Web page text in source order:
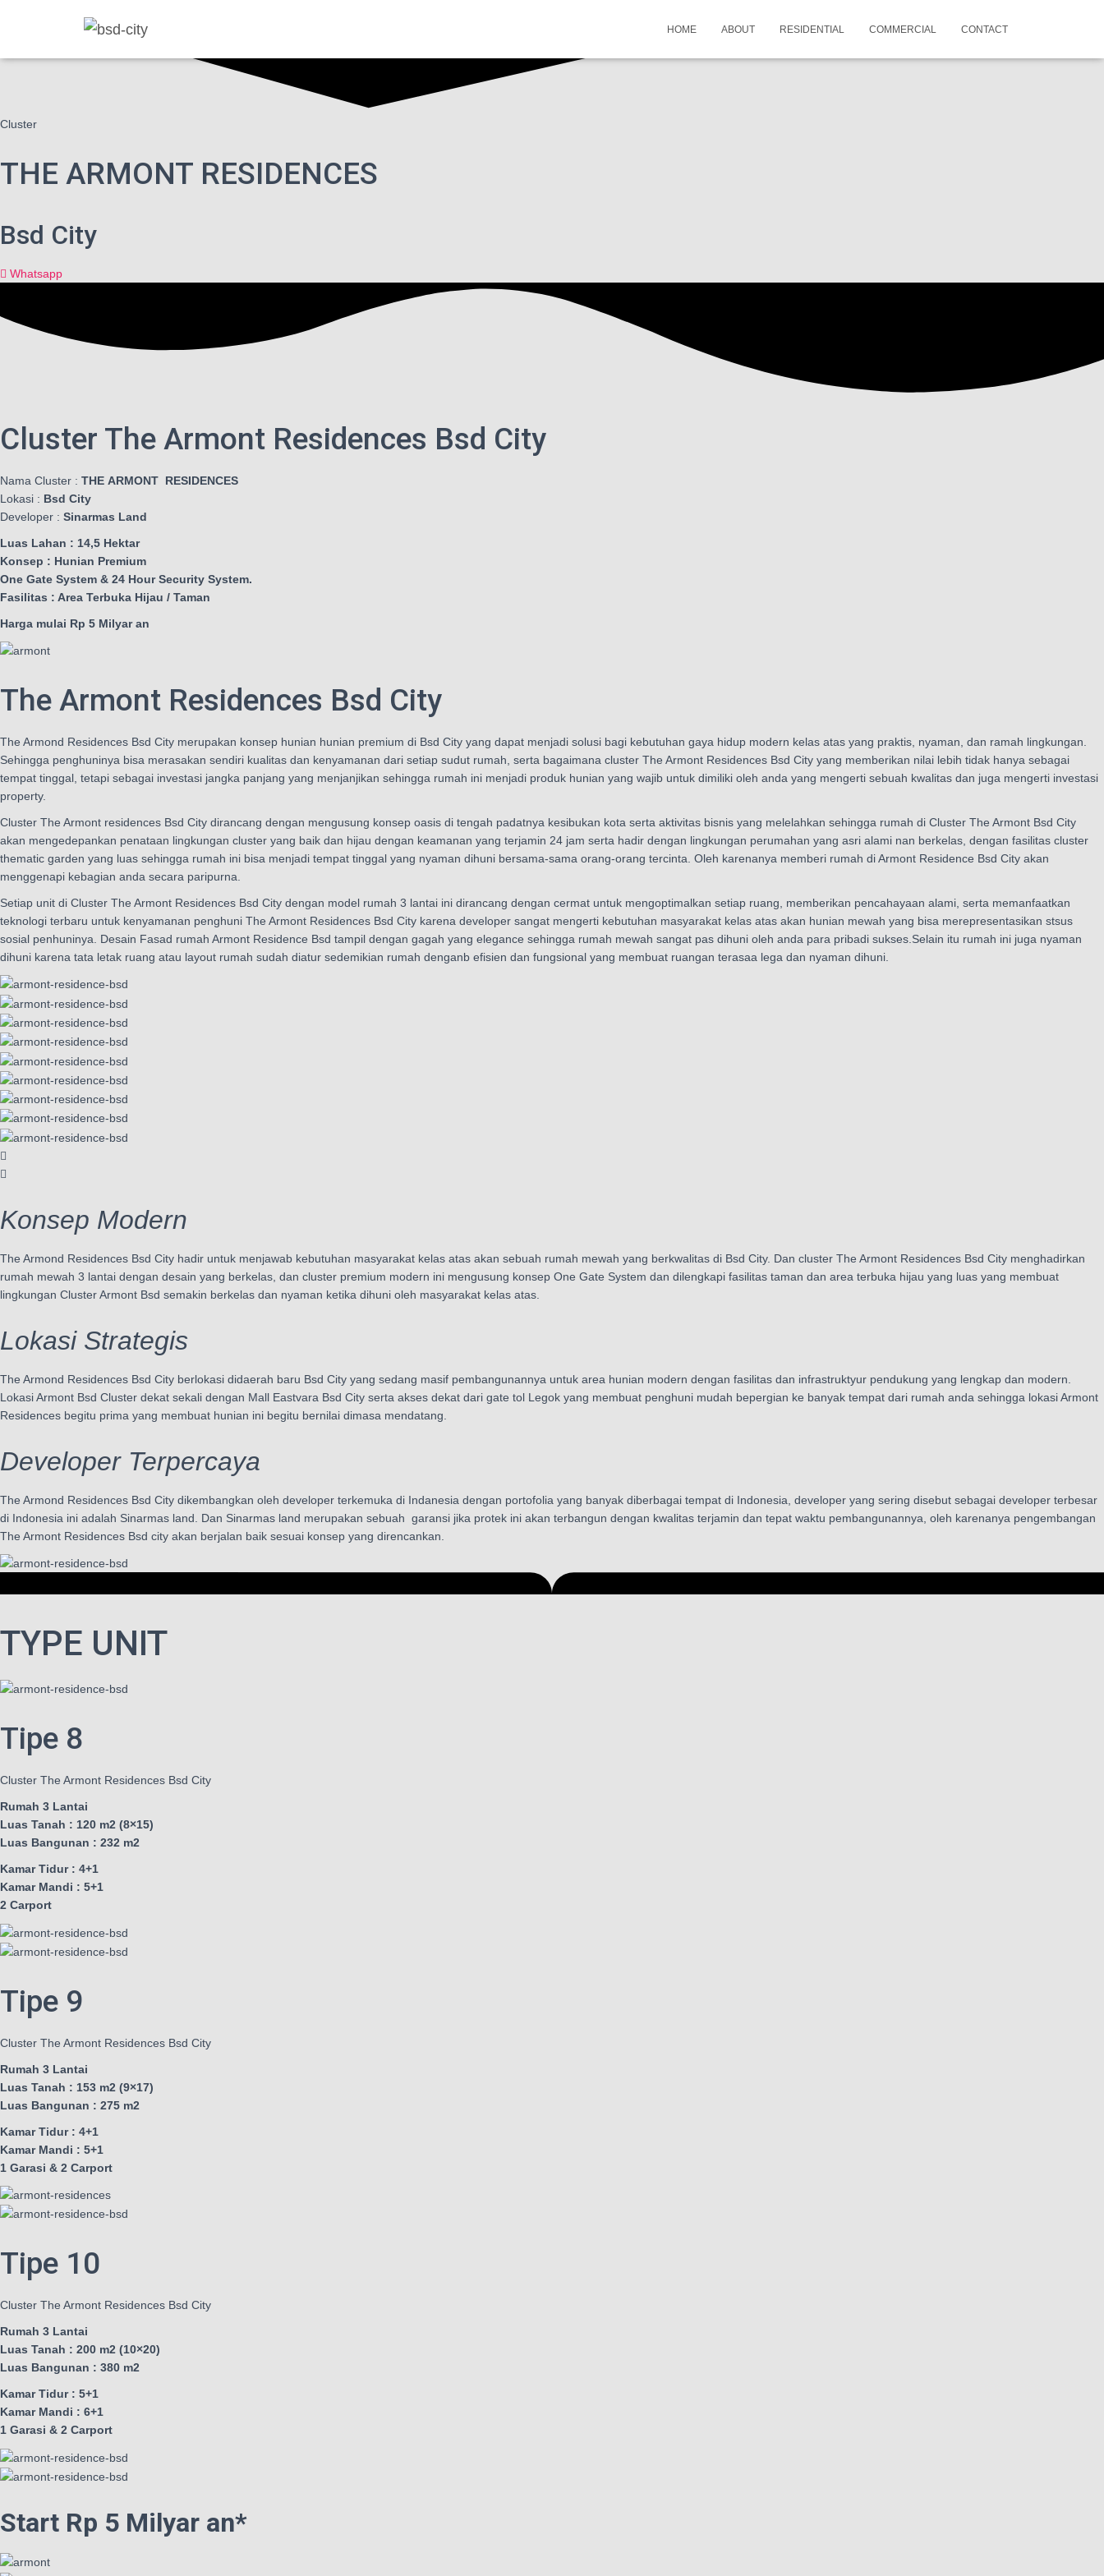
HOME ABOUT RESIDENTIAL COMMERCIAL CONTACT
Cluster
THE ARMONT RESIDENCES
Bsd City
Whatsapp
Cluster The Armont Residences Bsd City
Nama Cluster : THE ARMONT RESIDENCES
Lokasi : Bsd City
Developer : Sinarmas Land
Luas Lahan : 14,5 Hektar
Konsep : Hunian Premium
One Gate System & 24 Hour Security System.
Fasilitas : Area Terbuka Hijau / Taman
Harga mulai Rp 5 Milyar an
The Armont Residences Bsd City
The Armond Residences Bsd City merupakan konsep hunian hunian premium di Bsd City yang dapat menjadi solusi bagi kebutuhan gaya hidup modern kelas atas yang praktis, nyaman, dan ramah lingkungan.
Sehingga penghuninya bisa merasakan sendiri kualitas dan kenyamanan dari setiap sudut rumah, serta bagaimana cluster The Armont Residences Bsd City yang memberikan nilai lebih tidak hanya sebagai
tempat tinggal, tetapi sebagai investasi jangka panjang yang menjanjikan sehingga rumah ini menjadi produk hunian yang wajib untuk dimiliki oleh anda yang mengerti sebuah kwalitas dan juga mengerti investasi
property.
Cluster The Armont residences Bsd City dirancang dengan mengusung konsep oasis di tengah padatnya kesibukan kota serta aktivitas bisnis yang melelahkan sehingga rumah di Cluster The Armont Bsd City
akan mengedepankan penataan lingkungan cluster yang baik dan hijau dengan keamanan yang terjamin 24 jam serta hadir dengan lingkungan perumahan yang asri alami nan berkelas, dengan fasilitas cluster
thematic garden yang luas sehingga rumah ini bisa menjadi tempat tinggal yang nyaman dihuni bersama-sama orang-orang tercinta. Oleh karenanya memberi rumah di Armont Residence Bsd City akan
menggenapi kebagian anda secara paripurna.
Setiap unit di Cluster The Armont Residences Bsd City dengan model rumah 3 lantai ini dirancang dengan cermat untuk mengoptimalkan setiap ruang, memberikan pencahayaan alami, serta memanfaatkan
teknologi terbaru untuk kenyamanan penghuni The Armont Residences Bsd City karena developer sangat mengerti kebutuhan masyarakat kelas atas akan hunian mewah yang bisa merepresentasikan stsus
sosial penhuninya. Desain Fasad rumah Armont Residence Bsd tampil dengan gagah yang elegance sehingga rumah mewah sangat pas dihuni oleh anda para pribadi sukses.Selain itu rumah ini juga nyaman
dihuni karena tata letak ruang atau layout rumah sudah diatur sedemikian rumah denganb efisien dan fungsional yang membuat ruangan terasaa lega dan nyaman dihuni.
Konsep Modern
The Armond Residences Bsd City hadir untuk menjawab kebutuhan masyarakat kelas atas akan sebuah rumah mewah yang berkwalitas di Bsd City. Dan cluster The Armont Residences Bsd City menghadirkan
rumah mewah 3 lantai dengan desain yang berkelas, dan cluster premium modern ini mengusung konsep One Gate System dan dilengkapi fasilitas taman dan area terbuka hijau yang luas yang membuat
lingkungan Cluster Armont Bsd semakin berkelas dan nyaman ketika dihuni oleh masyarakat kelas atas.
Lokasi Strategis
The Armond Residences Bsd City berlokasi didaerah baru Bsd City yang sedang masif pembangunannya untuk area hunian modern dengan fasilitas dan infrastruktyur pendukung yang lengkap dan modern.
Lokasi Armont Bsd Cluster dekat sekali dengan Mall Eastvara Bsd City serta akses dekat dari gate tol Legok yang membuat penghuni mudah bepergian ke banyak tempat dari rumah anda sehingga lokasi Armont
Residences begitu prima yang membuat hunian ini begitu bernilai dimasa mendatang.
Developer Terpercaya
The Armond Residences Bsd City dikembangkan oleh developer terkemuka di Indanesia dengan portofolia yang banyak diberbagai tempat di Indonesia, developer yang sering disebut sebagai developer terbesar
di Indonesia ini adalah Sinarmas land. Dan Sinarmas land merupakan sebuah garansi jika protek ini akan terbangun dengan kwalitas terjamin dan tepat waktu pembangunannya, oleh karenanya pengembangan
The Armont Residences Bsd city akan berjalan baik sesuai konsep yang direncankan.
TYPE UNIT
Tipe 8
Cluster The Armont Residences Bsd City
Rumah 3 Lantai
Luas Tanah : 120 m2 (8×15)
Luas Bangunan : 232 m2
Kamar Tidur : 4+1
Kamar Mandi : 5+1
2 Carport
Tipe 9
Cluster The Armont Residences Bsd City
Rumah 3 Lantai
Luas Tanah : 153 m2 (9×17)
Luas Bangunan : 275 m2
Kamar Tidur : 4+1
Kamar Mandi : 5+1
1 Garasi & 2 Carport
Tipe 10
Cluster The Armont Residences Bsd City
Rumah 3 Lantai
Luas Tanah : 200 m2 (10×20)
Luas Bangunan : 380 m2
Kamar Tidur : 5+1
Kamar Mandi : 6+1
1 Garasi & 2 Carport
Start Rp 5 Milyar an*